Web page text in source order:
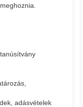
adásvételek